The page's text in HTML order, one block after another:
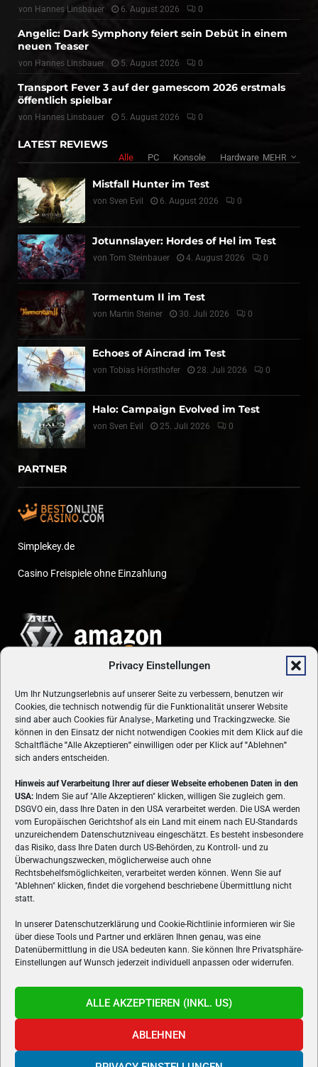
Privacy Einstellungen
Um Ihr Nutzungserlebnis auf unserer Seite zu verbessern, benutzen wir
Cookies, die technisch notwendig für die Funktionalität unserer Website
sind aber auch Cookies für Analyse-, Marketing und Trackingzwecke. Sie
können in den Einsatz der nicht notwendigen Cookies mit dem Klick auf die
Schaltfläche "Alle Akzeptieren" einwilligen oder per Klick auf"Ablehnen"
sich anders entscheiden.
Hinweis auf Verarbeitung Ihrer auf dieser Webseite erhobenen Daten in den
USA: Indem Sie auf "Alle Akzeptieren" klicken, willigen Sie zugleich gem.
DSGVO ein, dass Ihre Daten in den USA verarbeitet werden. Die USA werden
vom Europäischen Gerichtshof als ein Land mit einem nach EU-Standards
unzureichendem Datenschutzniveau eingeschätzt. Es besteht insbesondere
das Risiko, dass Ihre Daten durch US-Behörden, zu Kontroll- und zu
Überwachungszwecken, möglicherweise auch ohne
Rechtsbehelfsmöglichkeiten, verarbeitet werden können. Wenn Sie auf
"Ablehnen" klicken, findet die vorgehend beschriebene Übermittlung nicht
statt.
In unserer Datenschutzerklärung und Cookie-Richtlinie informieren wir Sie
über diese Tools und Partner und erklären Ihnen genau, was eine
Datenübermittlung in die USA bedeuten kann. Sie können Ihre Privatsphäre-
Einstellungen auf Wunsch jederzeit individuell anpassen oder widerrufen.
ALLE AKZEPTIEREN (INKL. US)
ABLEHNEN
von Hannes Linsbauer 6. August 2026 0
Angelic: Dark Symphony feiert sein Debüt in einem
neuen Teaser
von Hannes Linsbauer 5. August 2026 0
Transport Fever 3 auf der gamescom 2026 erstmals
öffentlich spielbar
von Hannes Linsbauer 5. August 2026 0
LATEST REVIEWS
Alle PC Konsole Hardware MEHR
Mistfall Hunter im Test
von Sven Evil 6. August 2026 0
Jotunnslayer: Hordes of Hel im Test
von Tom Steinbauer 4. August 2026 0
Tormentum II im Test
von Martin Steiner 30. Juli 2026 0
Echoes of Aincrad im Test
von Tobias Hörstlhofer 28. Juli 2026 0
Halo: Campaign Evolved im Test
von Sven Evil 25. Juli 2026 0
PARTNER
Simplekey.de
Casino Freispiele ohne Einzahlung
ÜBER UNS
VON GAMERN, FÜR GAMER! Gamers.at ist das älteste Online-
Spielemagazin Österreichs und bringt täglich aktuelle News,
Reviews und Videos zu PC- und Konsolenspielen, Gaming-
Hardware und aus der Welt des e-Sport's.
FOLGE UNS